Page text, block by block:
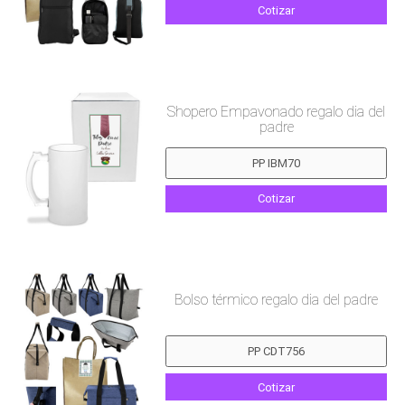
Cotizar
Shopero Empavonado regalo dia del
padre
Cotizar
Bolso térmico regalo dia del padre
Cotizar